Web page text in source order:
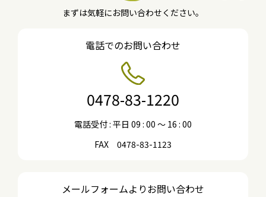
まずは気軽にお問い合わせください。
電話でのお問い合わせ
0478-83-1220
電話受付 : 平日 09 : 00 〜 16 : 00
FAX 0478-83-1123
メールフォームよりお問い合わせ